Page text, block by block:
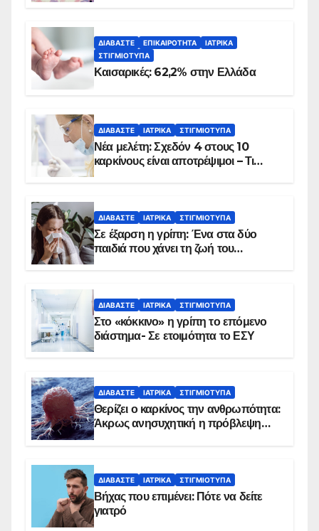
ΔΙΑΒΆΣΤΕ ΕΠΙΚΑΙΡΌΤΗΤΑ
ΙΑΤΡΙΚΆ
ΣΤΙΓΜΙΌΤΥΠΑ
Καισαρικές: 62,2% στην Ελλάδα
ΔΙΑΒΆΣΤΕ ΙΑΤΡΙΚΆ ΣΤΙΓΜΙΌΤΥΠΑ
Νέα μελέτη: Σχεδόν 4 στους 10
καρκίνους είναι αποτρέψιμοι – Τι
ΔΙΑΒΆΣΤΕ ΙΑΤΡΙΚΆ ΣΤΙΓΜΙΌΤΥΠΑ
Σε έξαρση η γρίπη: Ένα στα δύο
παιδιά που χάνει τη ζωή του
ΔΙΑΒΆΣΤΕ ΙΑΤΡΙΚΆ ΣΤΙΓΜΙΌΤΥΠΑ
Στο «κόκκινο» η γρίπη το επόμενο
διάστημα- Σε ετοιμότητα το ΕΣΥ
ΔΙΑΒΆΣΤΕ ΙΑΤΡΙΚΆ ΣΤΙΓΜΙΌΤΥΠΑ
Θερίζει ο καρκίνος την ανθρωπότητα:
Άκρως ανησυχητική η πρόβλεψη…
ΔΙΑΒΆΣΤΕ ΙΑΤΡΙΚΆ ΣΤΙΓΜΙΌΤΥΠΑ
Βήχας που επιμένει: Πότε να δείτε
γιατρό